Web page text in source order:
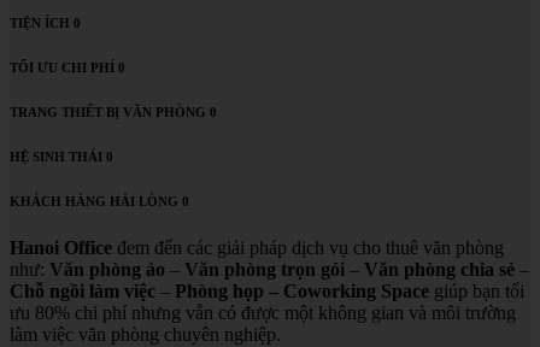
TIỆN ÍCH 0
TỐI ƯU CHI PHÍ 0
TRANG THIẾT BỊ VĂN PHÒNG 0
HỆ SINH THÁI 0
KHÁCH HÀNG HÀI LÒNG 0
Hanoi Office đem đến các giải pháp dịch vụ cho thuê văn phòng
như: Văn phòng ảo – Văn phòng trọn gói – Văn phòng chia sẻ –
Chỗ ngồi làm việc – Phòng họp – Coworking Space giúp bạn tối
ưu 80% chi phí nhưng vẫn có được một không gian và môi trường
làm việc văn phòng chuyên nghiệp.